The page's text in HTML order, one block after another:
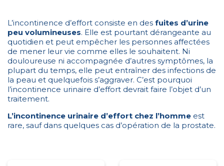
L’incontinence d’effort consiste en des fuites d’urine
peu volumineuses. Elle est pourtant dérangeante au
quotidien et peut empêcher les personnes affectées
de mener leur vie comme elles le souhaitent. Ni
douloureuse ni accompagnée d’autres symptômes, la
plupart du temps, elle peut entraîner des infections de
la peau et quelquefois s’aggraver. C’est pourquoi
l’incontinence urinaire d’effort devrait faire l’objet d’un
traitement.
L’incontinence urinaire d’effort chez l’homme est
rare, sauf dans quelques cas d’opération de la prostate.